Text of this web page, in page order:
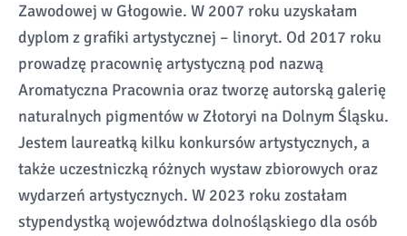
Zawodowej w Głogowie. W 2007 roku uzyskałam
dyplom z grafiki artystycznej – linoryt. Od 2017 roku
prowadzę pracownię artystyczną pod nazwą
Aromatyczna Pracownia oraz tworzę autorską galerię
naturalnych pigmentów w Złotoryi na Dolnym Śląsku.
Jestem laureatką kilku konkursów artystycznych, a
także uczestniczką różnych wystaw zbiorowych oraz
wydarzeń artystycznych. W 2023 roku zostałam
stypendystką województwa dolnośląskiego dla osób